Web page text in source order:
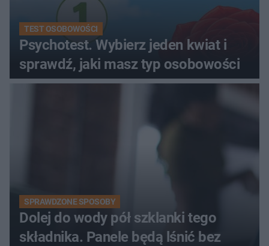
TEST OSOBOWOŚCI
Psychotest. Wybierz jeden kwiat i
sprawdź, jaki masz typ osobowości
SPRAWDZONE SPOSOBY
Dolej do wody pół szklanki tego
składnika. Panele będą lśnić bez